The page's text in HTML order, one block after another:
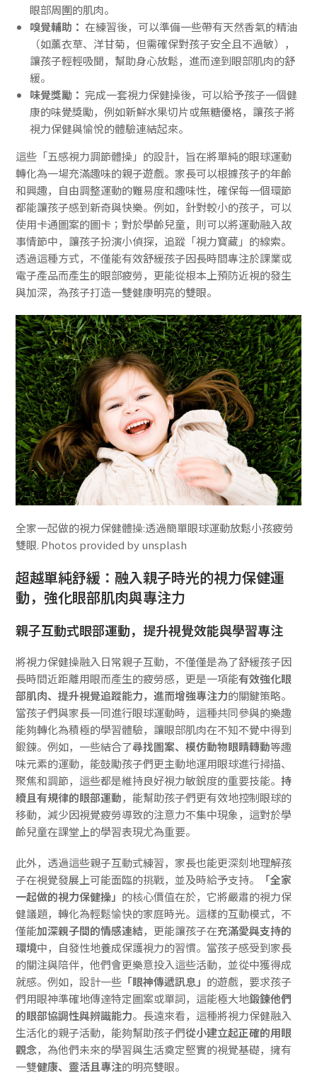
眼部周圍的肌肉。
嗅覺輔助： 在練習後，可以準備一些帶有天然香氣的精油
（如薰衣草、洋甘菊，但需確保對孩子安全且不過敏），
讓孩子輕輕吸聞，幫助身心放鬆，進而達到眼部肌肉的舒
緩。
味覺獎勵： 完成一套視力保健操後，可以給予孩子一個健
康的味覺獎勵，例如新鮮水果切片或無糖優格，讓孩子將
視力保健與愉悅的體驗連結起來。
這些「五感視力調節體操」的設計，旨在將單純的眼球運動
轉化為一場充滿趣味的親子遊戲。家長可以根據孩子的年齡
和興趣，自由調整運動的難易度和趣味性，確保每一個環節
都能讓孩子感到新奇與快樂。例如，針對較小的孩子，可以
使用卡通圖案的圖卡；對於學齡兒童，則可以將運動融入故
事情節中，讓孩子扮演小偵探，追蹤「視力寶藏」的線索。
透過這種方式，不僅能有效舒緩孩子因長時間專注於課業或
電子產品而產生的眼部疲勞，更能從根本上預防近視的發生
與加深，為孩子打造一雙健康明亮的雙眼。
全家一起做的視力保健體操:透過簡單眼球運動放鬆小孩疲勞
雙眼. Photos provided by unsplash
超越單純舒緩：融入親子時光的視力保健運
動，強化眼部肌肉與專注力
親子互動式眼部運動，提升視覺效能與學習專注
將視力保健操融入日常親子互動，不僅僅是為了舒緩孩子因
長時間近距離用眼而產生的疲勞感，更是一項能有效強化眼
部肌肉、提升視覺追蹤能力，進而增強專注力的關鍵策略。
當孩子們與家長一同進行眼球運動時，這種共同參與的樂趣
能夠轉化為積極的學習體驗，讓眼部肌肉在不知不覺中得到
鍛鍊。例如，一些結合了尋找圖案、模仿動物眼睛轉動等趣
味元素的運動，能鼓勵孩子們更主動地運用眼球進行掃描、
聚焦和調節，這些都是維持良好視力敏銳度的重要技能。持
續且有規律的眼部運動，能幫助孩子們更有效地控制眼球的
移動，減少因視覺疲勞導致的注意力不集中現象，這對於學
齡兒童在課堂上的學習表現尤為重要。
此外，透過這些親子互動式練習，家長也能更深刻地理解孩
子在視覺發展上可能面臨的挑戰，並及時給予支持。
「全家
一起做的視力保健操」 的核心價值在於，它將嚴肅的視力保
健議題，轉化為輕鬆愉快的家庭時光。這樣的互動模式，不
僅能加深親子間的情感連結，更能讓孩子在充滿愛與支持的
環境中，自發性地養成保護視力的習慣。當孩子感受到家長
的關注與陪伴，他們會更樂意投入這些活動，並從中獲得成
就感。例如，設計一些 「眼神傳遞訊息」 的遊戲，要求孩子
們用眼神準確地傳達特定圖案或單詞，這能極大地鍛鍊他們
的眼部協調性與辨識能力。長遠來看，這種將視力保健融入
生活化的親子活動，能夠幫助孩子們從小建立起正確的用眼
觀念，為他們未來的學習與生活奠定堅實的視覺基礎，擁有
一雙健康、靈活且專注的明亮雙眼。